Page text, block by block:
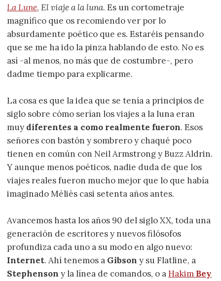
La Lune,El viaje a la luna. Es un cortometraje
magnífico que os recomiendo ver por lo
absurdamente poético que es. Estaréis pensando
que se me ha ido la pinza hablando de esto. No es
así -al menos, no más que de costumbre-, pero
dadme tiempo para explicarme.
La cosa es que la idea que se tenía a principios de
siglo sobre cómo serían los viajes a la luna eran
muy diferentes a como realmente fueron. Esos
señores con bastón y sombrero y chaqué poco
tienen en común con Neil Armstrong y Buzz Aldrin.
Y aunque menos poéticos, nadie duda de que los
viajes reales fueron mucho mejor que lo que había
imaginado Méliès casi setenta años antes.
Avancemos hasta los años 90 del siglo XX, toda una
generación de escritores y nuevos filósofos
profundiza cada uno a su modo en algo nuevo:
Internet. Ahí tenemos a Gibson y su Flatline, a
Stephenson y la línea de comandos, o aHakim Bey